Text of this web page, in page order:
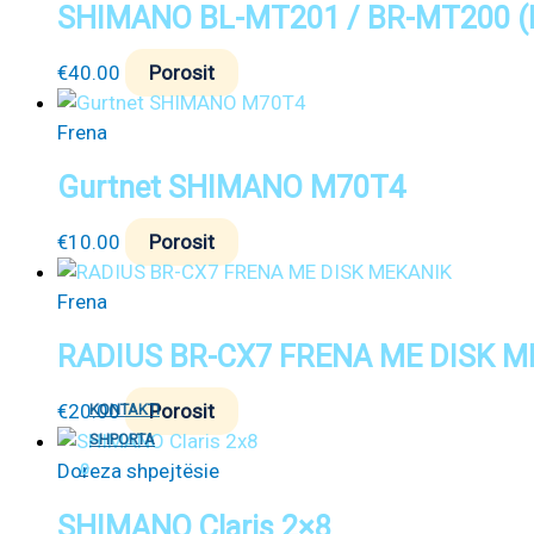
KONTAKTI
SHPORTA
0
SHIMANO BL-MT201 / BR-MT200
€40.00 Porosit
Frena
Gurtnet SHIMANO M70T4
€10.00 Porosit
Frena
RADIUS BR-CX7 FRENA ME DISK
€20.00 Porosit
Doreza shpejtësie
SHIMANO Claris 2×8